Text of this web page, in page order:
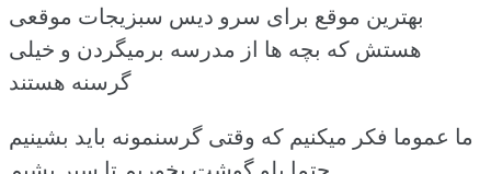
بهترین موقع برای سرو دیس سبزیجات موقعی
هستش که بچه ها از مدرسه برمیگردن و خیلی
گرسنه هستند
ما عموما فکر میکنیم که وقتی گرسنمونه باید بشینیم